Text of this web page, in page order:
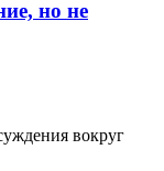
но не
вокруг